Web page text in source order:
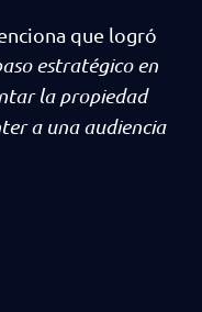
que logró
estratégico en
la propiedad
a una audiencia